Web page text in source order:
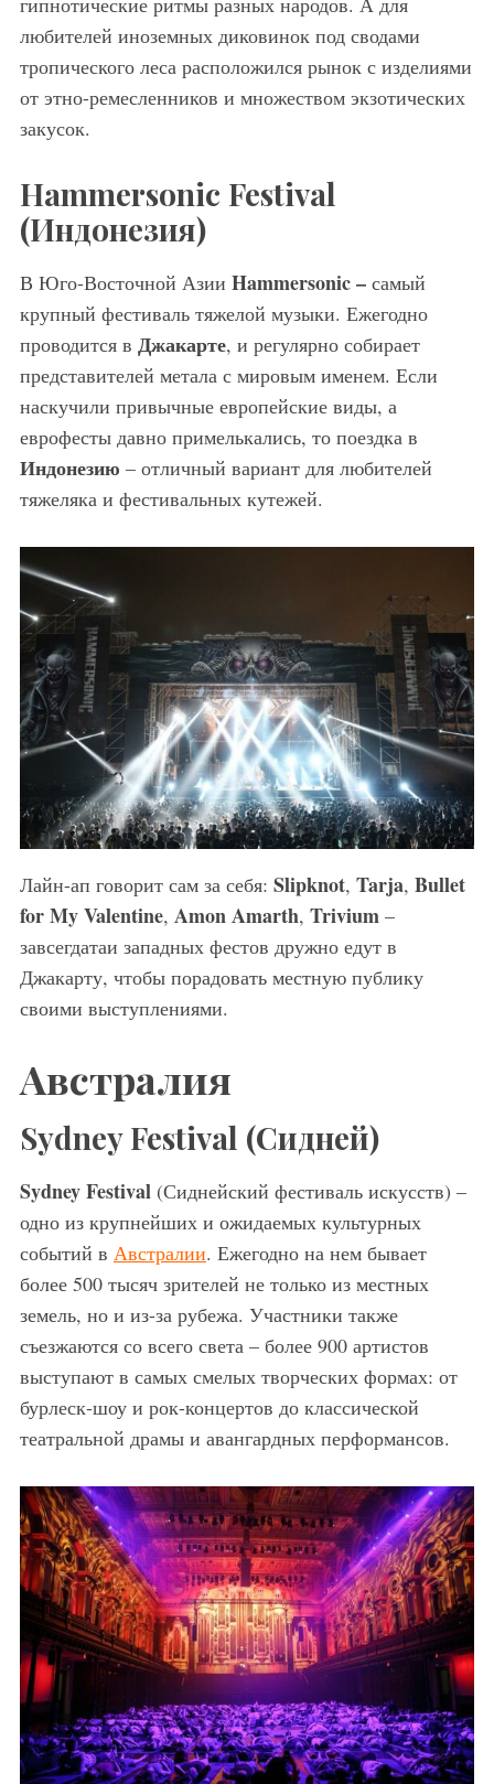
любителей иноземных диковинок под сводами
тропического леса расположился рынок с изделиями
от этно-ремесленников и множеством экзотических
закусок.
Hammersonic Festival
(Индонезия)
В Юго-Восточной Азии Hammersonic – самый
крупный фестиваль тяжелой музыки. Ежегодно
проводится в Джакарте, и регулярно собирает
представителей метала с мировым именем. Если
наскучили привычные европейские виды, а
еврофесты давно примелькались, то поездка в
Индонезию – отличный вариант для любителей
тяжеляка и фестивальных кутежей.
Лайн-ап говорит сам за себя: Slipknot, Tarja, Bullet
for My Valentine, Amon Amarth, Trivium–
завсегдатаи западных фестов дружно едут в
Джакарту, чтобы порадовать местную публику
своими выступлениями.
Австралия
Sydney Festival (Сидней)
Sydney Festival(Сиднейский фестиваль искусств) –
одно из крупнейших и ожидаемых культурных
событий в Австралии. Ежегодно на нем бывает
более 500 тысяч зрителей не только из местных
земель, но и из-за рубежа. Участники также
съезжаются со всего света – более 900 артистов
выступают в самых смелых творческих формах: от
бурлеск-шоу и рок-концертов до классической
театральной драмы и авангардных перформансов.